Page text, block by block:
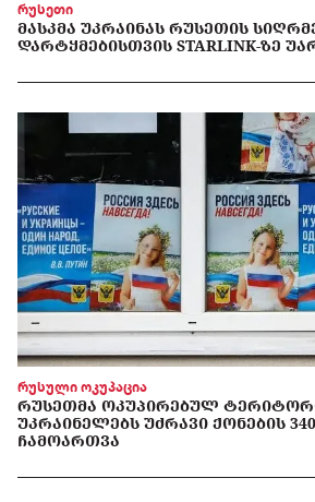
რუსეთი
ᲛᲐᲡᲙᲛᲐ ᲣᲙᲠᲐᲘᲜᲐᲡ ᲠᲣᲡᲔᲗᲘᲡ
ᲓᲐᲠᲢᲧᲛᲔᲑᲘᲡᲗᲕᲘᲡ STARLINK-ᲖᲔ
რუსული ოკუპაცია
ᲠᲣᲡᲔᲗᲛᲐ ᲝᲙᲣᲞᲘᲠᲔᲑᲣᲚ
ᲣᲙᲠᲐᲘᲜᲔᲚᲔᲑᲡ ᲣᲫᲠᲐᲕᲘ ᲥᲝᲜᲔᲑᲘᲡ
ᲩᲐᲛᲝᲐᲠᲗᲕᲐ